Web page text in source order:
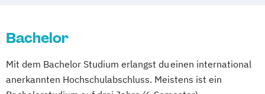
Management
Management
Business Administration (DE/EN)
Studienzentrum Würzburg
Studienzentrum Linz
Studienzentrum Wien
Personal im Gesundheitswesen
People & Culture Management
Pflegemanagement Psychologie
Bachelor
Mit dem Bachelor Studium erlangst du einen international
anerkannten Hochschulabschluss. Meistens ist ein